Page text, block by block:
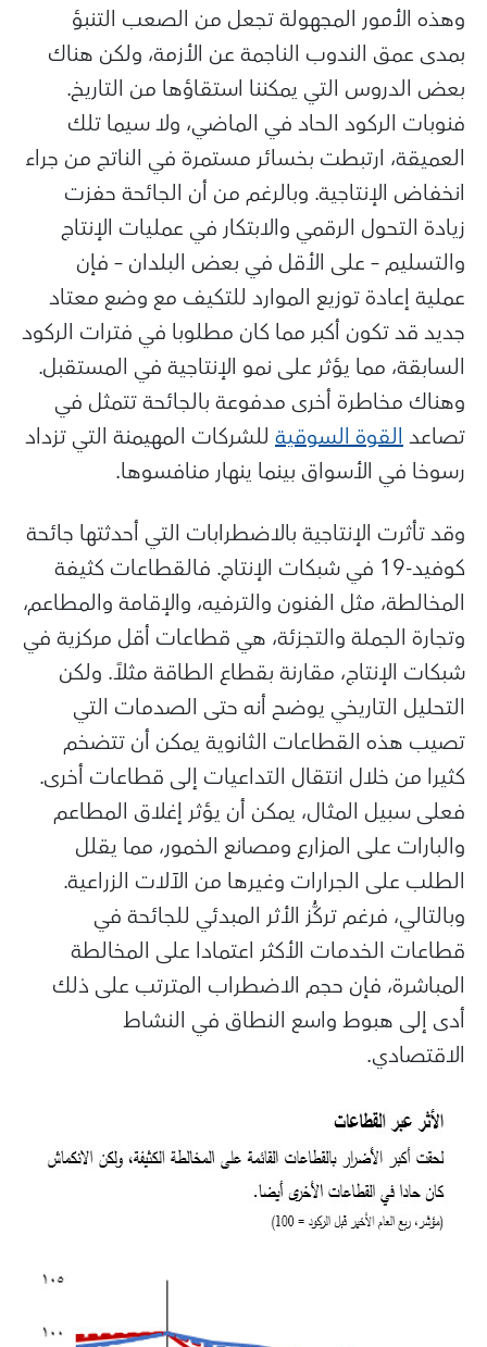
وهذه الأمور المجهولة تجعل من الصعب التنبؤ
بمدى عمق الندوب الناجمة عن الأزمة، ولكن هناك
بعض الدروس التي يمكننا استقاؤها من التاريخ.
فنوبات الركود الحاد في الماضي، ولا سيما تلك
العميقة، ارتبطت بخسائر مستمرة في الناتج من جراء
انخفاض الإنتاجية. وبالرغم من أن الجائحة حفزت
زيادة التحول الرقمي والابتكار في عمليات الإنتاج
والتسليم – على الأقل في بعض البلدان – فإن
عملية إعادة توزيع الموارد للتكيف مع وضع معتاد
جديد قد تكون أكبر مما كان مطلوبا في فترات الركود
السابقة، مما يؤثر على نمو الإنتاجية في المستقبل.
وهناك مخاطرة أخرى مدفوعة بالجائحة تتمثل في
تصاعدالقوة السوقية للشركات المهيمنة التي تزداد
رسوخا في الأسواق بينما ينهار منافسوها.
وقد تأثرت الإنتاجية بالاضطرابات التي أحدثتها جائحة
كوفيد-19 في شبكات الإنتاج. فالقطاعات كثيفة
المخالطة، مثل الفنون والترفيه، والإقامة والمطاعم،
وتجارة الجملة والتجزئة، هي قطاعات أقل مركزية في
شبكات الإنتاج، مقارنة بقطاع الطاقة مثلاً. ولكن
التحليل التاريخي يوضح أنه حتى الصدمات التي
تصيب هذه القطاعات الثانوية يمكن أن تتضخم
كثيرا من خلال انتقال التداعيات إلى قطاعات أخرى.
فعلى سبيل المثال، يمكن أن يؤثر إغلاق المطاعم
والبارات على المزارع ومصانع الخمور، مما يقلل
الطلب على الجرارات وغيرها من الآلات الزراعية.
وبالتالي، فرغم تركُّز الأثر المبدئي للجائحة في
قطاعات الخدمات الأكثر اعتمادا على المخالطة
المباشرة، فإن حجم الاضطراب المترتب على ذلك
أدى إلى هبوط واسع النطاق في النشاط
الاقتصادي.